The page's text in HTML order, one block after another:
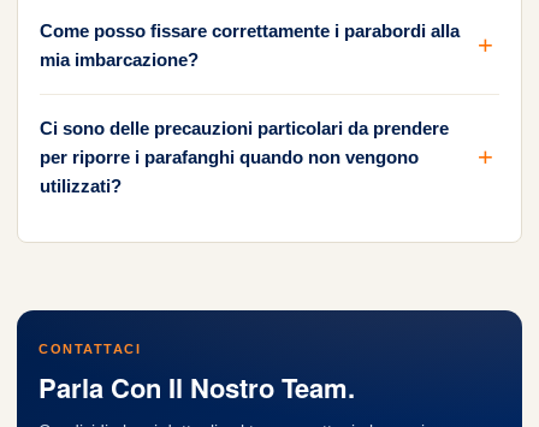
Come posso fissare correttamente i parabordi alla
mia imbarcazione?
Ci sono delle precauzioni particolari da prendere
per riporre i parafanghi quando non vengono
utilizzati?
CONTATTACI
Parla Con Il Nostro Team.